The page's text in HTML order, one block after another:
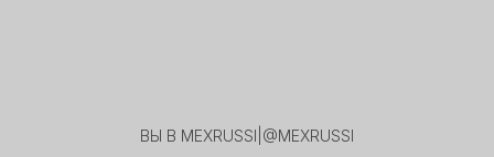
ВЫ В MEXRUSSI @MEXRUSSI